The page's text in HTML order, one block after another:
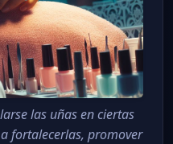
las uñas en ciertas
fortalecerlas, promover